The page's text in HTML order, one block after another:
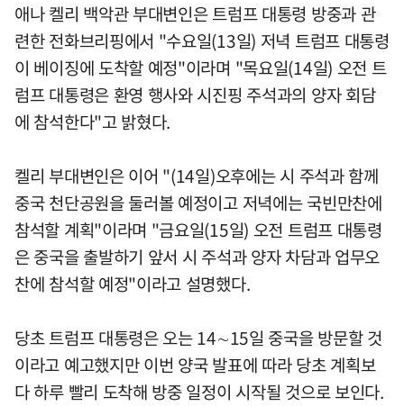
애나 켈리 백악관 부대변인은 트럼프 대통령 방중과 관
련한 전화브리핑에서 "수요일(13일) 저녁 트럼프 대통령
이 베이징에 도착할 예정"이라며 "목요일(14일) 오전 트
럼프 대통령은 환영 행사와 시진핑 주석과의 양자 회담
에 참석한다"고 밝혔다.
켈리 부대변인은 이어 "(14일)오후에는 시 주석과 함께
중국 천단공원을 둘러볼 예정이고 저녁에는 국빈만찬에
참석할 계획"이라며 "금요일(15일) 오전 트럼프 대통령
은 중국을 출발하기 앞서 시 주석과 양자 차담과 업무오
찬에 참석할 예정"이라고 설명했다.
당초 트럼프 대통령은 오는 14∼15일 중국을 방문할 것
이라고 예고했지만 이번 양국 발표에 따라 당초 계획보
다 하루 빨리 도착해 방중 일정이 시작될 것으로 보인다.